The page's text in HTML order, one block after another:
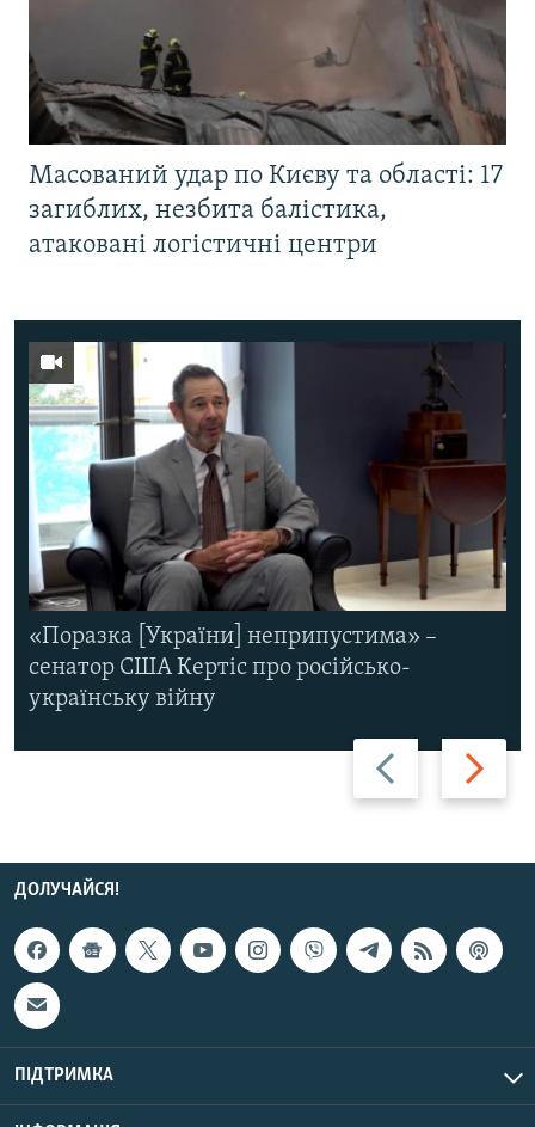
Масований удар по Києву та області: 17
загиблих, незбита балістика,
атаковані логістичні центри
Назад Вперед
«Поразка [України] неприпустима» –
сенатор США Кертіс про російсько-
українську війну
ДОЛУЧАЙСЯ!
ПІДТРИМКА